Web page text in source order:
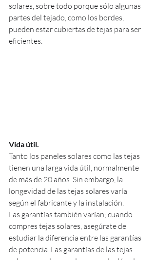
solares, sobre todo porque sólo algunas
partes del tejado, como los bordes,
pueden estar cubiertas de tejas para ser
eficientes.
Vida útil.
Tanto los paneles solares como las tejas
tienen una larga vida útil, normalmente
de más de 20 años. Sin embargo, la
longevidad de las tejas solares varía
según el fabricante y la instalación.
Las garantías también varían; cuando
compres tejas solares, asegúrate de
estudiar la diferencia entre las garantías
de potencia. Las garantías de las tejas